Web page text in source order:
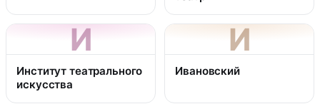
И
Институт театрального
искусства
И
Ивановский